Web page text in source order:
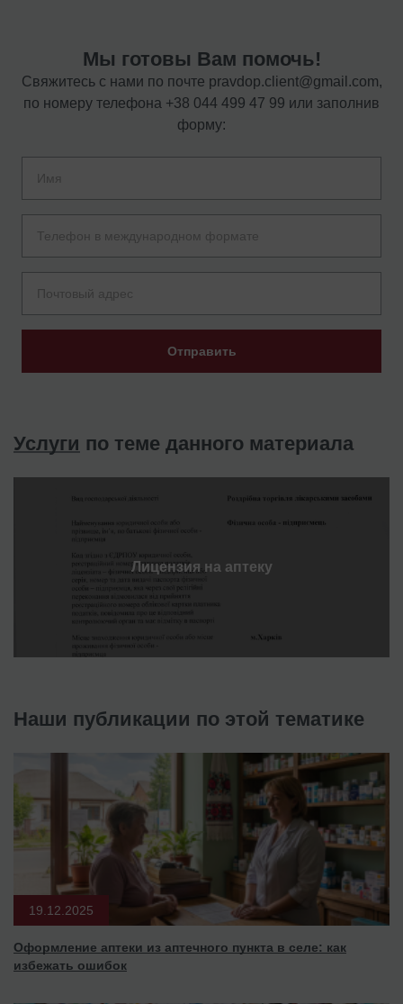
Мы готовы Вам помочь!
Свяжитесь с нами по почте pravdop.client@gmail.com,
по номеру телефона +38 044 499 47 99 или заполнив
форму:
Отправить
Услуги по теме данного материала
Лицензия на аптеку
Наши публикации по этой тематике
19.12.2025
Оформление аптеки из аптечного пункта в селе: как
избежать ошибок